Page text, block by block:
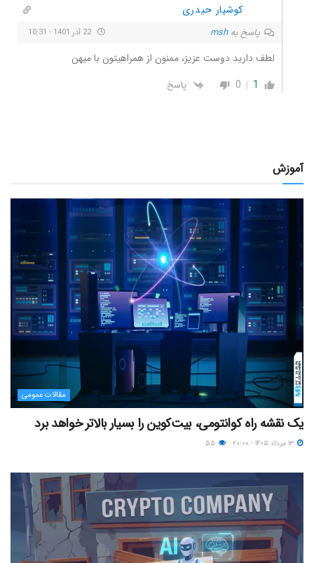
کوشیار حیدری
پاسخ بهmsh 22 آذر 1401 - 10:31
لطف دارید دوست عزیز، ممنون از همراهیتون با میهن
1
0 پاسخ
آموزش
مقالات عمومی
یک نقشه راه کوانتومی، بیت‌کوین را بسیار بالاتر خواهد برد